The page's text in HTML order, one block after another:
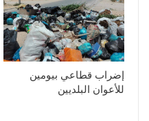
إضراب قطاعي بيومين
للأعوان البلديين